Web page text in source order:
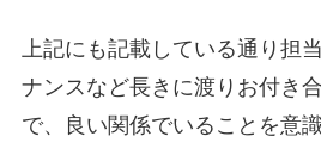
上記にも記載している通り担
ナンスなど長きに渡りお付き
で、良い関係でいることを意